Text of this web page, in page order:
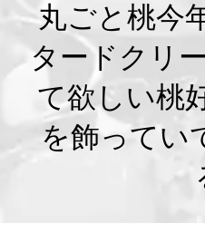
丸ごと桃今
タードクリ
て欲しい桃
を飾ってい